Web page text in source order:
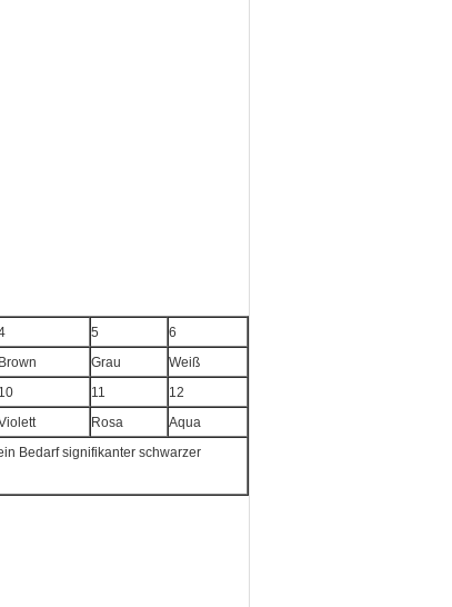
5 6
Brown Grau Weiß
10 11 12
Rosa Aqua
Bedarf signifikanter schwarzer